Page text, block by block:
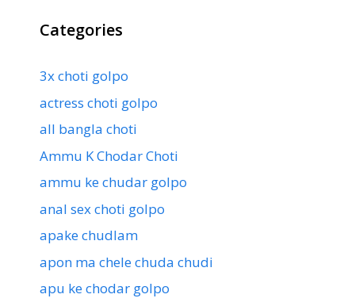
Categories
3x choti golpo
actress choti golpo
all bangla choti
Ammu K Chodar Choti
ammu ke chudar golpo
anal sex choti golpo
apake chudlam
apon ma chele chuda chudi
apu ke chodar golpo